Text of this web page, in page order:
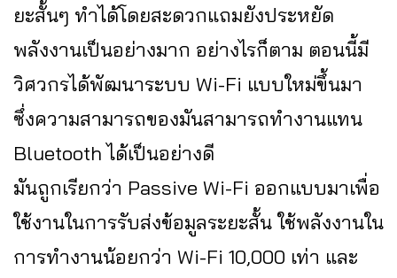
ยะสั้นๆ ทำได้โดยสะดวกแถมยังประหยัด
พลังงานเป็นอย่างมาก อย่างไรก็ตาม ตอนนี้มี
วิศวกรได้พัฒนาระบบ Wi-Fi แบบใหม่ขึ้นมา
ซึ่งความสามารถของมันสามารถทำงานแทน
Bluetooth ได้เป็นอย่างดี
มันถูกเรียกว่า Passive Wi-Fi ออกแบบมาเพื่อ
ใช้งานในการรับส่งข้อมูลระยะสั้น ใช้พลังงานใน
การทำงานน้อยกว่า Wi-Fi 10,000 เท่า และ